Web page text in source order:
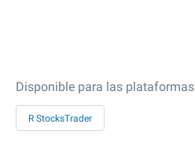
Disponible para las plataformas
R StocksTrader